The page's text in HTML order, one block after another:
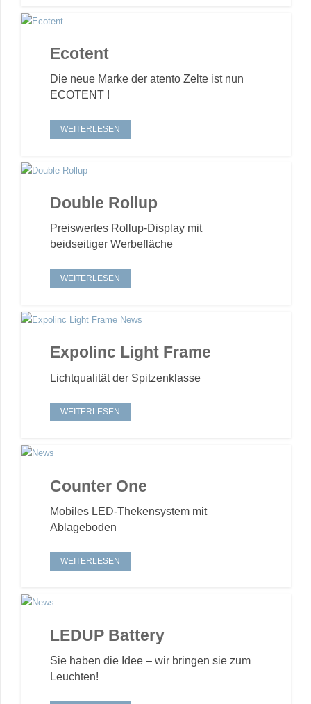
Ecotent
Die neue Marke der atento Zelte ist nun
ECOTENT !
WEITERLESEN
Double Rollup
Preiswertes Rollup-Display mit
beidseitiger Werbefläche
WEITERLESEN
Expolinc Light Frame
Lichtqualität der Spitzenklasse
WEITERLESEN
Counter One
Mobiles LED-Thekensystem mit
Ablageboden
WEITERLESEN
LEDUP Battery
Sie haben die Idee – wir bringen sie zum
Leuchten!